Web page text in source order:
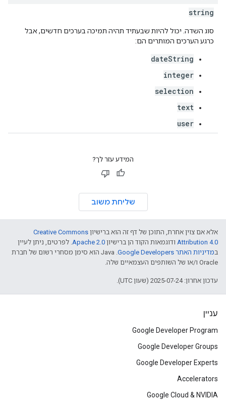
string
סוג השדה. יכול להיות שבעתיד תהיה תמיכה בערכים חדשים, אבל
כרגע הערכים המותרים הם:
dateString
integer
selection
text
user
המידע עזר לך?
שליחת משוב
אלא אם צוין אחרת, התוכן של דף זה הוא ברישיון Creative Commons
Attribution 4.0 ודוגמאות הקוד הן ברישיון Apache 2.0. לפרטים, ניתן לעיין
במדיניות האתר Google Developers‏
.‏ Java הוא סימן מסחרי רשום של חברת
Oracle ו/או של השותפים העצמאיים שלה.
עדכון אחרון: 2025-07-24 (שעון UTC).
עניין
Google Developer Program
Google Developer Groups
Google Developer Experts
Accelerators
Google Cloud & NVIDIA